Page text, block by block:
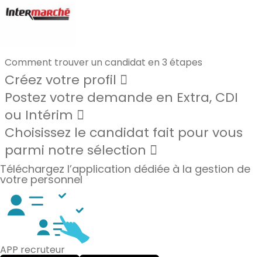
Comment trouver un candidat en 3 étapes
Créez votre profil
Postez votre demande en Extra, CDI
ou Intérim
Choisissez le candidat fait pour vous
parmi notre sélection
Téléchargez l’application dédiée à la gestion de
votre personnel
APP recruteur